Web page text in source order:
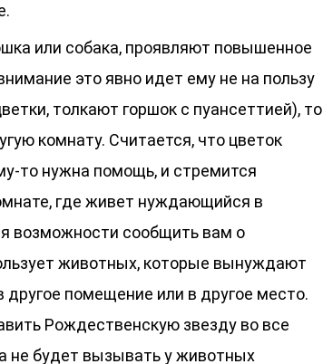
или собака, проявляют повышенное
это явно идет ему не на пользу
толкают горшок с пуансеттией), то
комнату. Считается, что цветок
то нужна помощь, и стремится
где живет нуждающийся в
возможности сообщить вам о
животных, которые вынуждают
другое помещение или в другое место.
Рождественскую звезду во все
не будет вызывать у животных